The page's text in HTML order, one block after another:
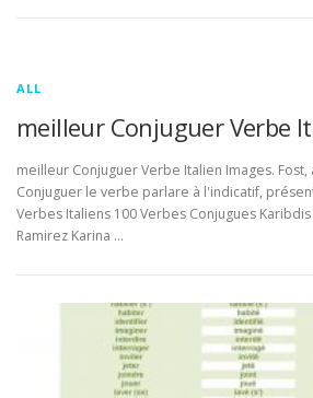
ALL
meilleur Conjuguer Verbe
meilleur Conjuguer Verbe Italien Images. Fost,
Conjuguer le verbe parlare à l'indicatif,
Verbes Italiens 100 Verbes Conjugues
Ramirez Karina …